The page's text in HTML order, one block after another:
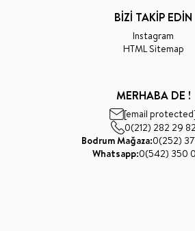
BİZİ TAKİP EDİN
Instagram
HTML Sitemap
MERHABA DE !
[email
0(212) 282 29 82
Bodrum Mağaza:0(252)
Whatsapp:0(542) 350